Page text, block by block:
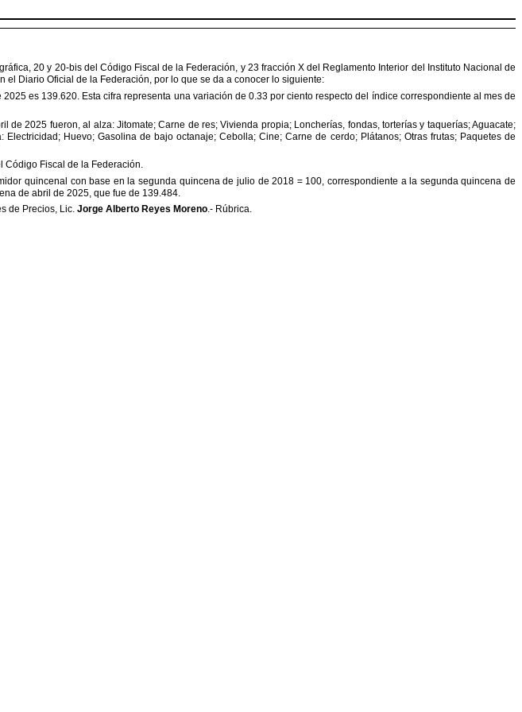
20 y 20-bis del Código Fiscal de la Federación, y 23 fracción X del Reglamento Interior del Instituto Nacional de
el Diario Oficial de la Federación, por lo que se da a conocer lo siguiente:
2025 es 139.620. Esta cifra representa una variación de 0.33 por ciento respecto del índice correspondiente al mes de
de 2025 fueron, al alza: Jitomate; Carne de res; Vivienda propia; Loncherías, fondas, torterías y taquerías; Aguacate;
Electricidad; Huevo; Gasolina de bajo octanaje; Cebolla; Cine; Carne de cerdo; Plátanos; Otras frutas; Paquetes de
Código Fiscal de la Federación.
quincenal con base en la segunda quincena de julio de 2018 = 100, correspondiente a la segunda quincena de
de abril de 2025, que fue de 139.484.
de Precios, Lic.Jorge Alberto Reyes Moreno.- Rúbrica.